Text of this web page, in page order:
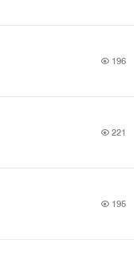
196
221
195